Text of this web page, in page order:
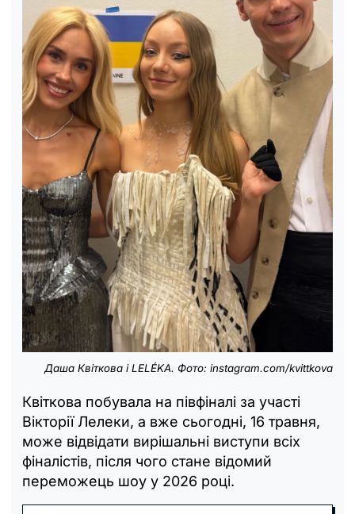
Даша Квіткова і LELÉKA. Фото: instagram.com/kvittkova
Квіткова побувала на півфіналі за участі
Вікторії Лелеки, а вже сьогодні, 16 травня,
може відвідати вирішальні виступи всіх
фіналістів, після чого стане відомий
переможець шоу у 2026 році.